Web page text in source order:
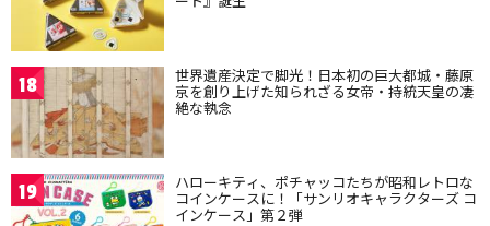
18 世界遺産決定で脚光！日本初の巨大都城・藤原
京を創り上げた知られざる女帝・持統天皇の凄
絶な執念
19 ハローキティ、ポチャッコたちが昭和レトロな
コインケースに！「サンリオキャラクターズ コ
インケース」第２弾